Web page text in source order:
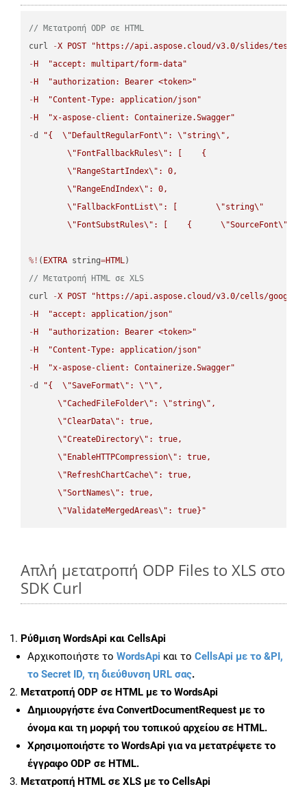
// Μετατροπή ODP σε HTML
curl
-X POST
"https://api.aspose.cloud/v3.0/slides/test-
- H
"accept: multipart/form-data"
- H
"authorization: Bearer <token>"
- H
"Content-Type: application/json"
- H
"x-aspose-client: Containerize.Swagger"
-d "{ \" DefaultRegularFont\" : \"string\" ,
\" FontFallbackRules\" : [    {
\" RangeStartIndex\" : 0,
\" RangeEndIndex\" : 0,
\" FallbackFontList\" : [ \"string\"
\" FontSubstRules\" : [    { \"SourceFont\"
%! ( EXTRA string=HTML
// Μετατροπή HTML σε XLS
curl
-X POST
"https://api.aspose.cloud/v3.0/cells/
- H
"accept: application/json"
- H
"authorization: Bearer <token>"
- H
"Content-Type: application/json"
- H
"x-aspose-client: Containerize.Swagger"
-d "{ \"SaveFormat\" : \"\" ,
\"CachedFileFolder\" : \"string\" ,
\"ClearData\" : true,
\"CreateDirectory\" : true,
\" EnableHTTPCompression\" : true,
\" RefreshChartCache\" : true,
\"SortNames\" : true,
\"ValidateMergedAreas\" : true}"
Απλή μετατροπή ODP Files to XLS στο
SDK Curl
Ρύθμιση WordsApi και CellsApi
Αρχικοποιήστε το WordsApi και το CellsApi με το &PI,
το Secret ID, τη διεύθυνση URL σας.
Μετατροπή ODP σε HTML με το WordsApi
Δημιουργήστε έναConvertDocumentRequest με το
όνομα και τη μορφή του τοπικού αρχείου σε HTML.
Χρησιμοποιήστε το WordsApi για να μετατρέψετε το
έγγραφο ODP σε HTML.
Μετατροπή HTML σε XLS με το CellsApi